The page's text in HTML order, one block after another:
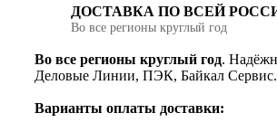
ДОСТАВКА ПО ВСЕЙ
Во все регионы круглый год
Во все регионы круглый год.
Деловые Линии, ПЭК, Байкал Сервис.
Варианты оплаты доставки: